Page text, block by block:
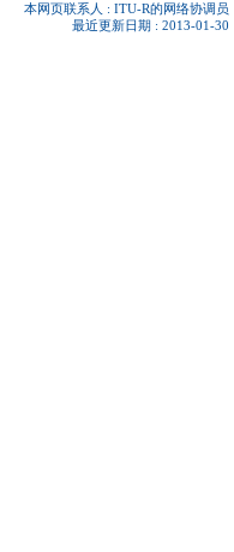
本网页联系人 : ITU-R的网络协调员
最近更新日期 : 2013-01-30